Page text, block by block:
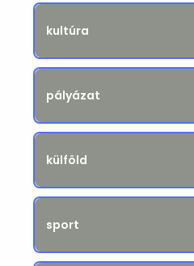
kultúra
pályázat
külföld
sport